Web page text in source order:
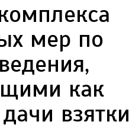
мер по
как
взятки